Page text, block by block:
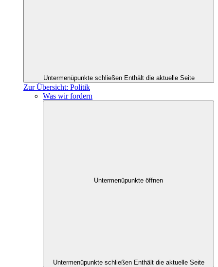
Untermenüpunkte schließen Enthält die aktuelle Seite
Zur Übersicht: Politik
Was wir fordern
Untermenüpunkte öffnen
Untermenüpunkte schließen Enthält die aktuelle Seite